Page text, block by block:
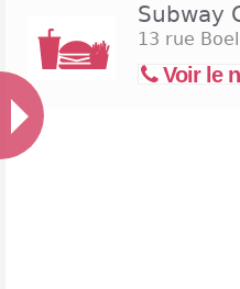
Subway
13 rue
Voir le